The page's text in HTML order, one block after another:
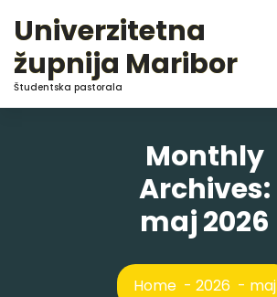
Content
Univerzitetna
župnija Maribor
Študentska pastorala
Monthly
Archives:
maj 2026
Home - 2026 - maj